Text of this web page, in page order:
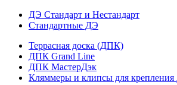
ДЭ Стандарт и Нестандарт
Стандартные ДЭ
Террасная доска (ДПК)
ДПК Grand Line
ДПК МастерДэк
Кляммеры и клипсы для